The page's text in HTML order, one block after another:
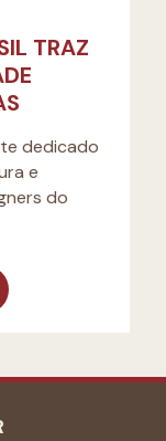
TRAZ
dedicado
e
do